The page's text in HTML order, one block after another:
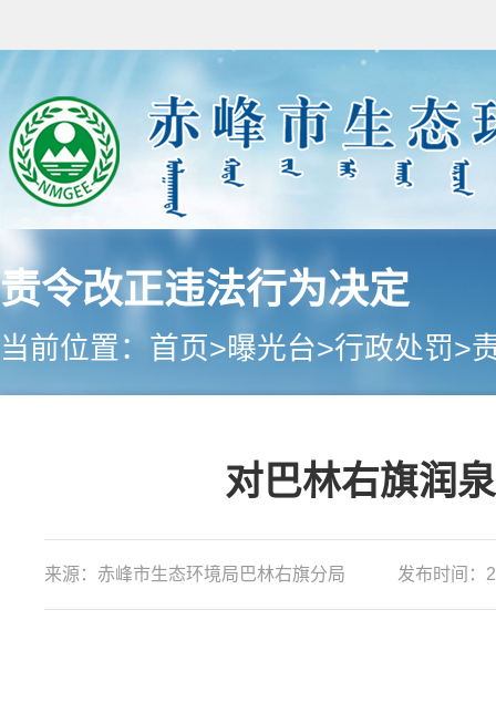
责令改正违法行为决定
当前位置： 首页>曝光台>行政处罚>
对巴林右旗润
来源：赤峰市生态环境局巴林右旗分局 发布时间：